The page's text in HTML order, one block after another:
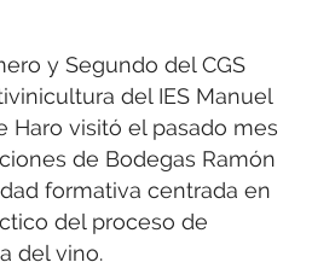
y Segundo del CGS
del IES Manuel
Haro visitó el pasado mes
de Bodegas Ramón
formativa centrada en
del proceso de
del vino.